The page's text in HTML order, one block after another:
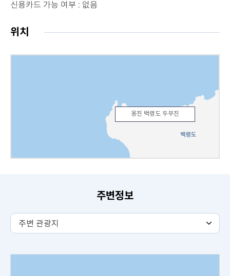
신용카드 가능 여부 : 없음
위치
옹진 백령도 두무진
주변정보
주변 관광지
주
변